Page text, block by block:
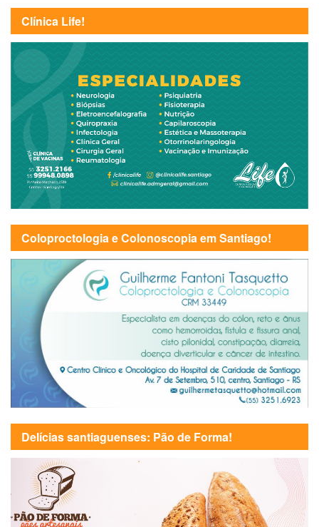
Clínica Life!
Coloproctologia e Colonoscopia em Santiago!
Delícias santiaguenses: Pão de Forma!